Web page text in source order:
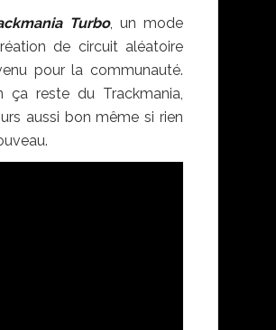
Turbo, un mode
de circuit aléatoire
pour la communauté.
ça reste du Trackmania,
aussi bon même si rien